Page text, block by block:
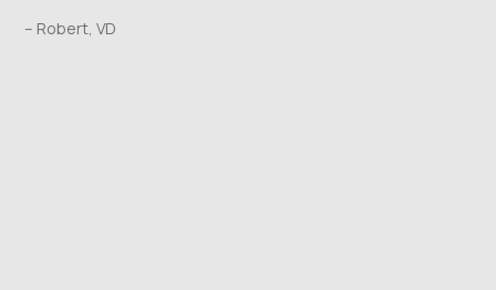
– Robert, VD